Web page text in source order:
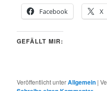
Facebook
X
GEFÄLLT MIR:
Veröffentlicht unterAllgemein |